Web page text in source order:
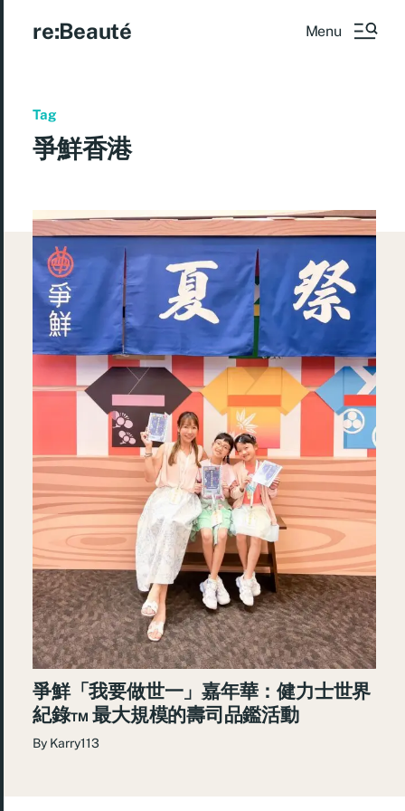
re:Beauté Menu
Tag
爭鮮香港
爭鮮「我要做世一」嘉年華：健力士世界
紀錄™ 最大規模的壽司品鑑活動
By Karry113